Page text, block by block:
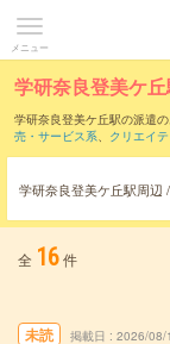
メニュー
学研奈良登美ケ
学研奈良登美ケ丘駅の派遣の
売・サービス系、 クリエイ
学研奈良登美ケ丘駅周辺
全 16件
未読 掲載日 2026/08/